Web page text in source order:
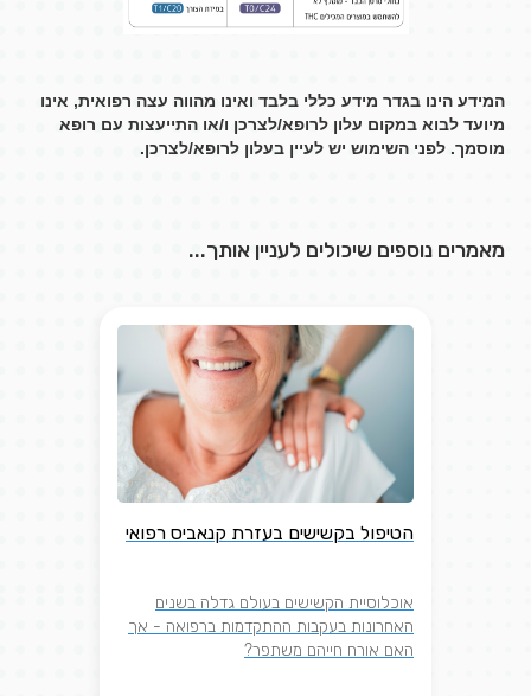
הטיפול בקשישים בעזרת קנאביס רפואי
אוכלוסיית הקשישים בעולם גדלה בשנים
האחרונות בעקבות ההתקדמות ברפואה - אך
האם אורח חייהם משתפר?
מאמרים נוספים שיכולים לעניין אותך...
המידע הינו בגדר מידע כללי בלבד ואינו מהווה עצה רפואית, אינו
מיועד לבוא במקום עלון לרופא/לצרכן ו/או התייעצות עם רופא
מוסמך. לפני השימוש יש לעיין בעלון לרופא/לצרכן.